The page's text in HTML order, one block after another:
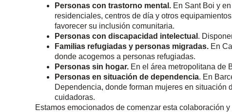
Personas con trastorno mental. En Sant Boi y
residenciales, centros de día y otros
favorecer su inclusión comunitaria.
Personas con discapacidad intelectual .
Familias refugiadas y personas migradas. En
donde acogemos a personas refugiadas.
Personas sin hogar. En el área metropolitana de
Personas en situación de dependencia. En
Dependencia, donde forman mujeres en
cuidadoras.
Estamos emocionados de comenzar esta colaboración